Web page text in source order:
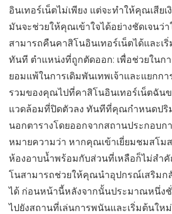
อินเทอร์เน็ตไม่เพียง แต่จะทำให้คุณเสีย
มันจะช่วยให้คุณเข้าใจได้อย่างชัดเจนว่
สามารถคืนคาสิโนอินเทอร์เน็ตได้และเ
ทันที ตำแหน่งที่ถูกตัดออก: เพื่อช่วยในก
ยอมแพ้ในการเดิมพันเทพเจ้าและแยกก
รวมของคุณไปที่คาสิโนอินเทอร์เน็ตฉัน
แวดล้อมที่ปิดตัวลง ทันทีที่คุณกำหนดป
นอกตารางโดยออกจากสถานประกอบก
หมายความว่า หากคุณเข้าเยี่ยมชมสโม
ห้องอาบน้ำพร้อมกับส่วนที่เหลือก็ไม่สำ
โนสามารถช่วยให้คุณนำอุปกรณ์เสริมก
ได้ ก่อนหน้านี้หลังจากนั้นประมาณหนึ่งชั่
ไปยังสถานที่เล่นการพนันและเริ่มต้นใ